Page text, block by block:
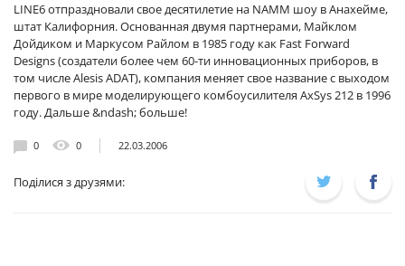
LINE6 отпраздновали свое десятилетие на NAMM шоу в Анахейме,
штат Калифорния. Основанная двумя партнерами, Майклом
Дойдиком и Маркусом Райлом в 1985 году как Fast Forward
Designs (создатели более чем 60-ти инновационных приборов, в
том числе Alesis ADAT), компания меняет свое название c выходом
первого в мире моделирующего комбоусилителя AxSys 212 в 1996
году. Дальше &ndash; больше!
0 0 22.03.2006
Поділися з друзями: